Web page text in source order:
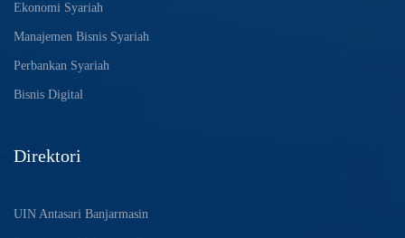
Ekonomi Syariah
Manajemen Bisnis Syariah
Perbankan Syariah
Bisnis Digital
Direktori
UIN Antasari Banjarmasin